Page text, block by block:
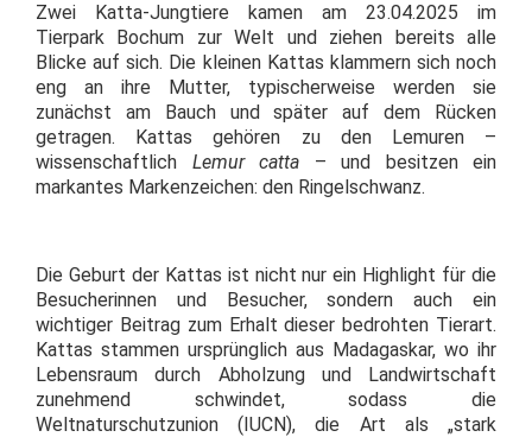
Zwei Katta-Jungtiere kamen am 23.04.2025 im
Tierpark Bochum zur Welt und ziehen bereits alle
Blicke auf sich. Die kleinen Kattas klammern sich noch
eng an ihre Mutter, typischerweise werden sie
zunächst am Bauch und später auf dem Rücken
getragen. Kattas gehören zu den Lemuren –
wissenschaftlich Lemur catta – und besitzen ein
markantes Markenzeichen: den Ringelschwanz.
Die Geburt der Kattas ist nicht nur ein Highlight für die
Besucherinnen und Besucher, sondern auch ein
wichtiger Beitrag zum Erhalt dieser bedrohten Tierart.
Kattas stammen ursprünglich aus Madagaskar, wo ihr
Lebensraum durch Abholzung und Landwirtschaft
zunehmend schwindet, sodass die
Weltnaturschutzunion (IUCN), die Art als „stark